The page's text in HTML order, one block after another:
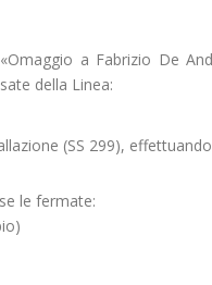
a Fabrizio De
della Linea:
(SS 299),
le fermate: